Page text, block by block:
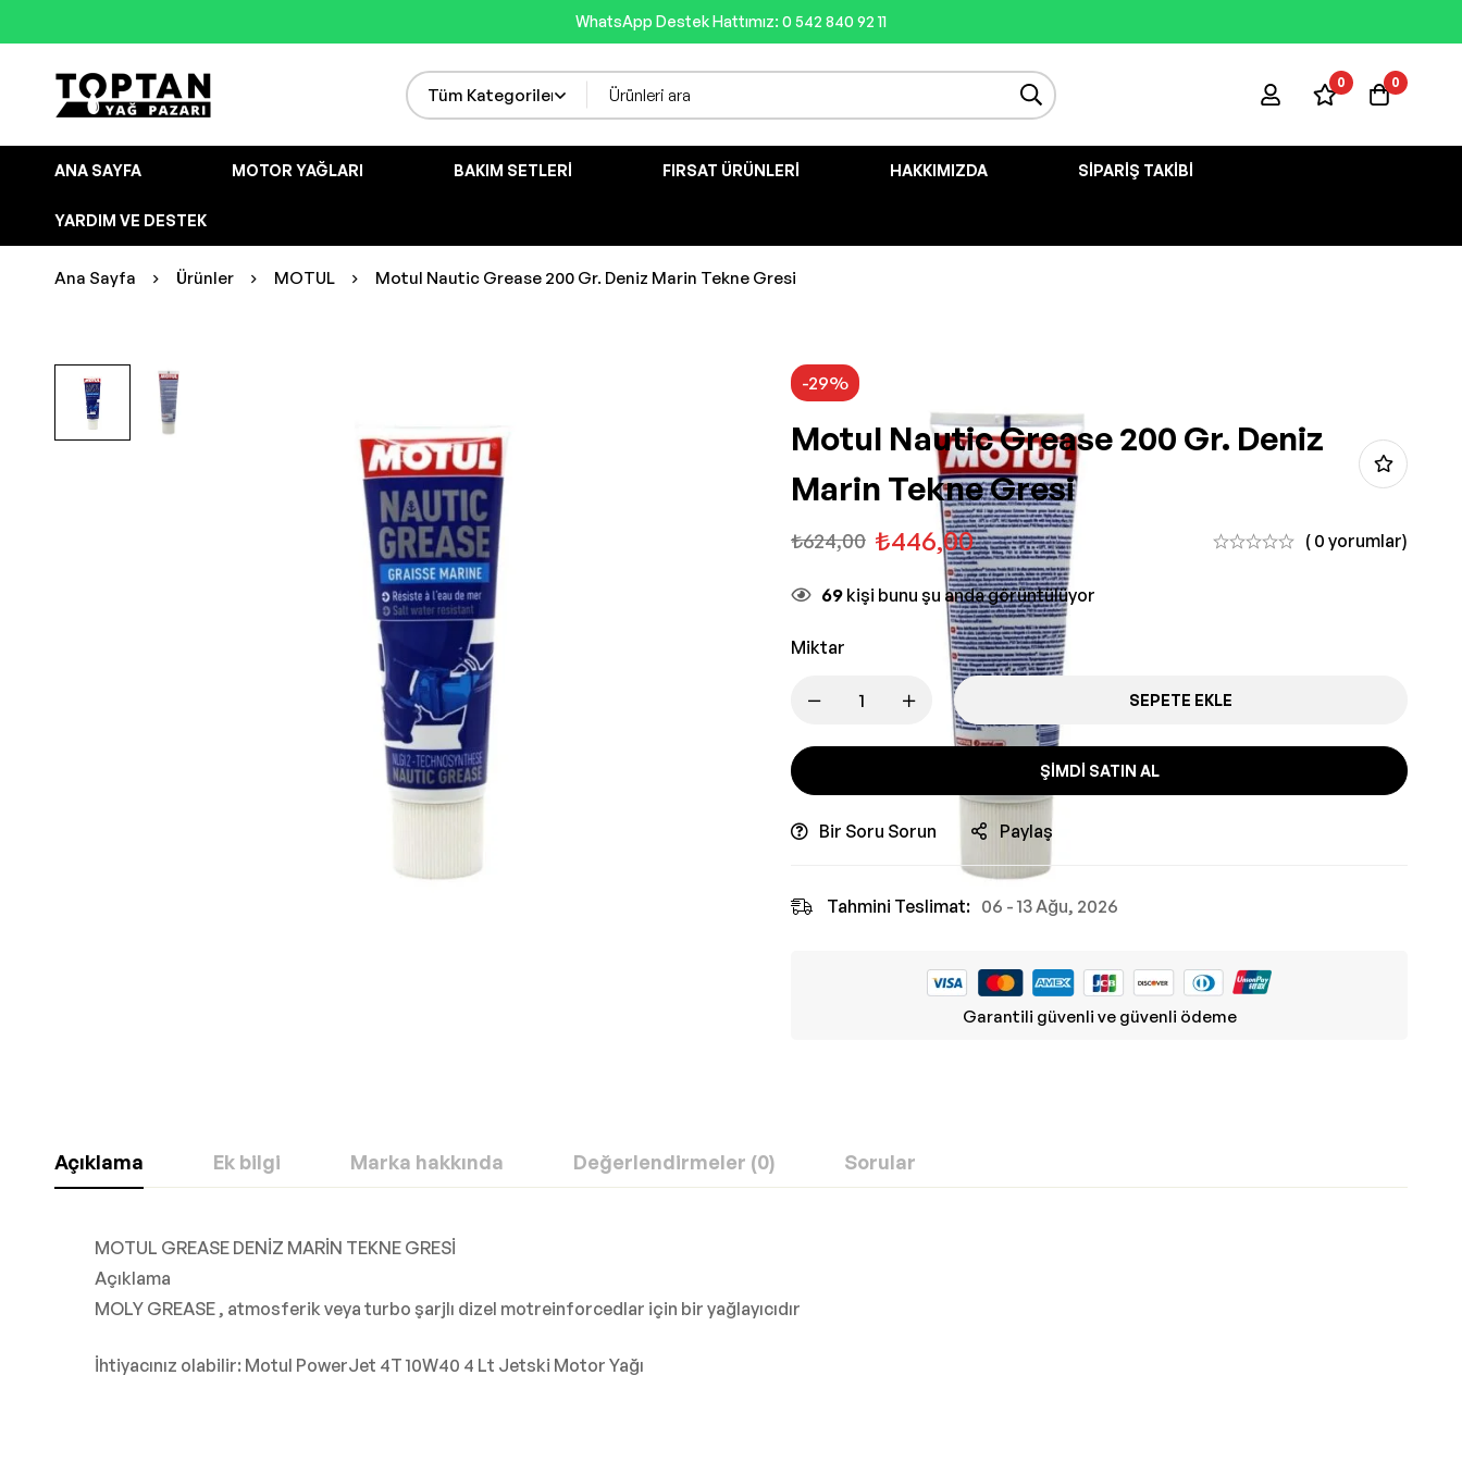
WhatsApp Destek Hattımız: 0 542 840 92 11
0 0
ANA SAYFA MOTOR YAĞLARI BAKIM SETLERI FIRSAT ÜRÜNLERI HAKKIMIZDA SIPARIŞ TAKIBI
YARDIM VE DESTEK
Ana Sayfa Ürünler MOTUL Motul Nautic Grease 200 Gr. Deniz Marin Tekne Gresi
-29%
Motul Nautic Grease 200 Gr. Deniz
Marin Tekne Gresi
₺624,00 ₺446,00 ( 0 yorumlar)
69 kişi bunu şu anda görüntülüyor
Miktar
SEPETE EKLE
ŞIMDI SATIN AL
Bir Soru Sorun Paylaş
Tahmini Teslimat: 06 - 13 Ağu, 2026
Garantili güvenli ve güvenli ödeme
Açıklama Ek bilgi Marka hakkında Değerlendirmeler (0) Sorular
MOTUL GREASE DENİZ MARİN TEKNE GRESİ
Açıklama
MOLY GREASE , atmosferik veya turbo şarjlı dizel motreinforcedlar için bir yağlayıcıdır
İhtiyacınız olabilir: Motul PowerJet 4T 10W40 4 Lt Jetski Motor Yağı